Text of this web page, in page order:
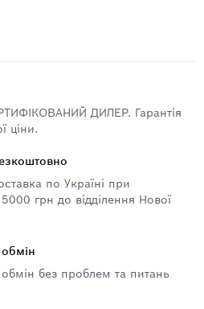
ДИЛЕР. Гарантія
ціни.
по Україні при
грн до відділення Нової
без проблем та питань